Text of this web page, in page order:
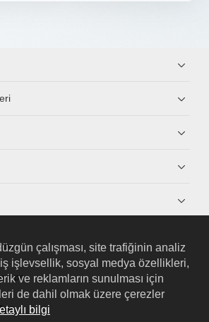
App
çalışması, site trafiğinin analiz
işlevsellik, sosyal medya özellikleri,
ve reklamların sunulması için
de dahil olmak üzere çerezler
bilgi